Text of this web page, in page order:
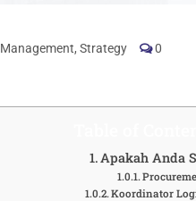
Management, Strategy 0
Apakah Anda
Koordinator